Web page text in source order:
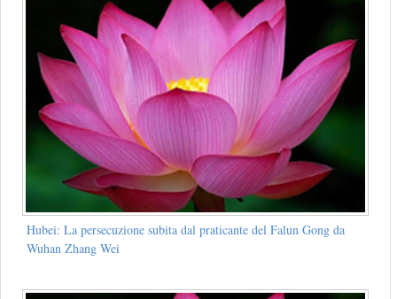
Hubei: La persecuzione subita dal praticante del Falun Gong da
Wuhan Zhang Wei